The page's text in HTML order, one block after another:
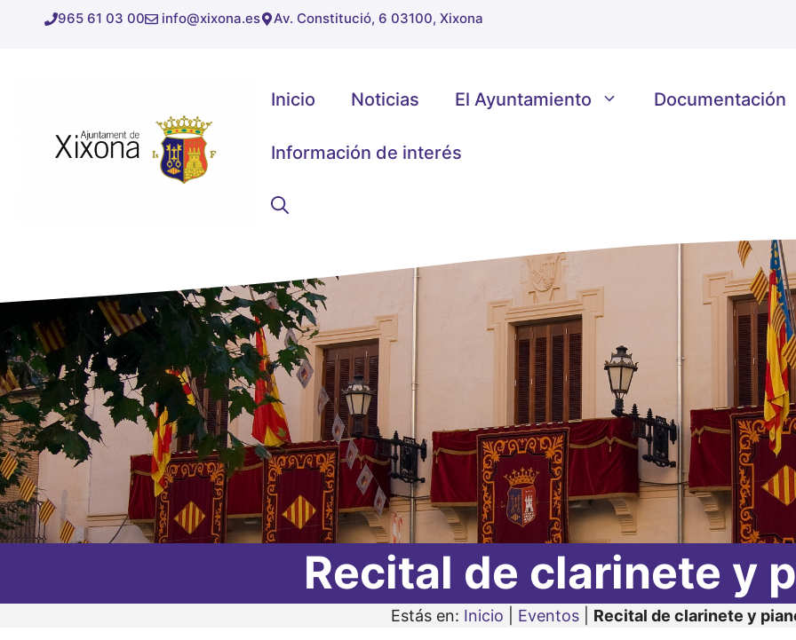
965 61 03 00 info@xixona.es Av. Constitució, 6 03100, Xixona
Inicio Noticias El Ayuntamiento Documentación
Información de interés
Recital de clarinete y
Estás en: Inicio Eventos Recital de clarinete y